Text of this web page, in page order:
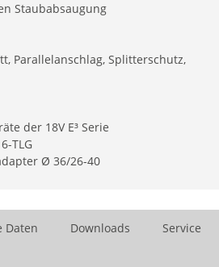
Staubabsaugung
Parallelanschlag, Splitterschutz,
der 18V E³ Serie
TLG
Ø 36/26-40
Daten Downloads Service